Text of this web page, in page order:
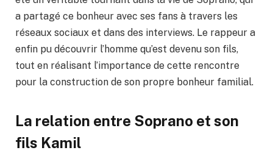
a partagé ce bonheur avec ses fans à travers les
réseaux sociaux et dans des interviews. Le rappeur a
enfin pu découvrir l’homme qu’est devenu son fils,
tout en réalisant l’importance de cette rencontre
pour la construction de son propre bonheur familial.
La relation entre Soprano et son
fils Kamil